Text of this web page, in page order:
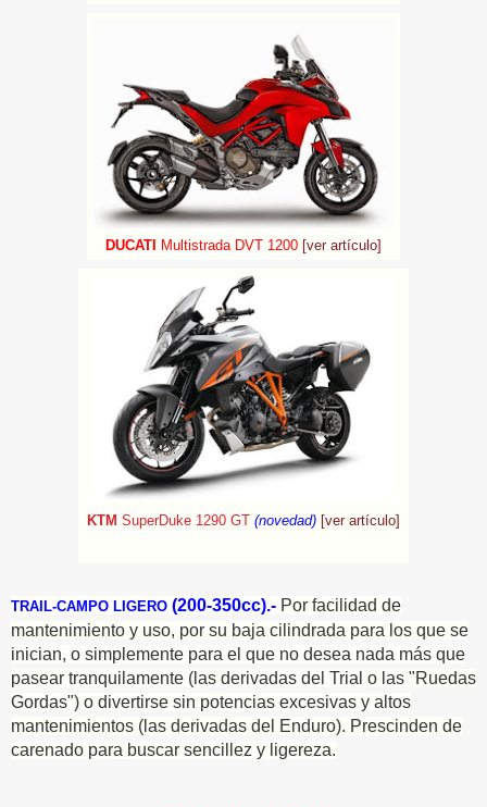
DUCATI Multistrada DVT 1200 [ver artículo]
KTM SuperDuke 1290 GT (novedad) [ver artículo]
TRAIL-CAMPO LIGERO (200-350cc).- Por facilidad de
mantenimiento y uso, por su baja cilindrada para los que se
inician, o simplemente para el que no desea nada más que
pasear tranquilamente (las derivadas del Trial o las "Ruedas
Gordas") o divertirse sin potencias excesivas y altos
mantenimientos (las derivadas del Enduro). Prescinden de
carenado para buscar sencillez y ligereza.